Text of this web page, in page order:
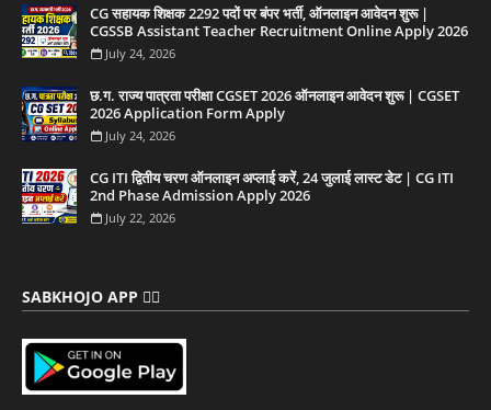
CG सहायक शिक्षक 2292 पदों पर बंपर भर्ती, ऑनलाइन आवेदन शुरू |
CGSSB Assistant Teacher Recruitment Online Apply 2026
July 24, 2026
छ.ग. राज्य पात्रता परीक्षा CGSET 2026 ऑनलाइन आवेदन शुरू | CGSET
2026 Application Form Apply
July 24, 2026
CG ITI द्वितीय चरण ऑनलाइन अप्लाई करें, 24 जुलाई लास्ट डेट | CG ITI
2nd Phase Admission Apply 2026
July 22, 2026
SABKHOJO APP 👇🏻